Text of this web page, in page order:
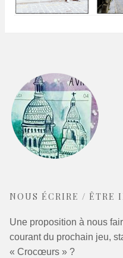
NOUS ÉCRIRE / ÊTRE
Une proposition à nous
courant du prochain jeu,
« Crocœurs » ?